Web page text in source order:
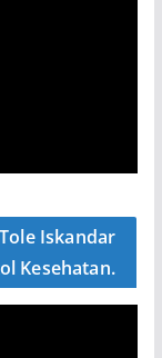
Iskandar
Kesehatan.